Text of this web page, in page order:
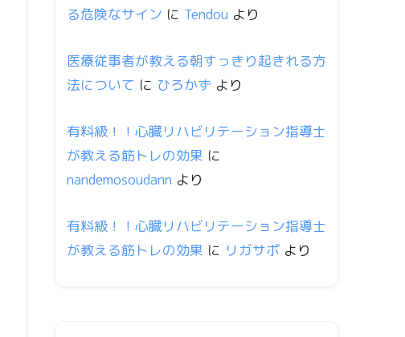
る危険なサイン に Tendou より
医療従事者が教える朝すっきり起きれる方
法について に ひろかず より
有料級！！心臓リハビリテーション指導士
が教える筋トレの効果 に
nandemosoudann より
有料級！！心臓リハビリテーション指導士
が教える筋トレの効果 に リガサポ より